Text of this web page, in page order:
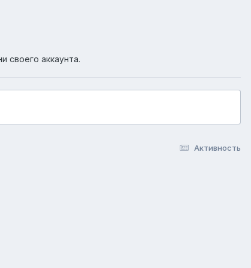
своего аккаунта.
Активность